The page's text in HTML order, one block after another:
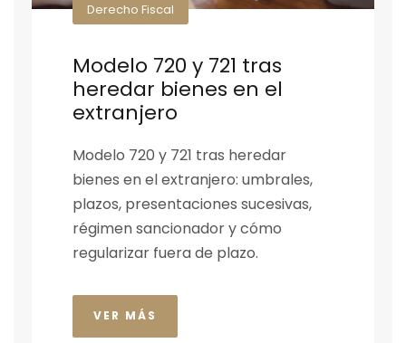
Derecho Fiscal
Modelo 720 y 721 tras
heredar bienes en el
extranjero
Modelo 720 y 721 tras heredar
bienes en el extranjero: umbrales,
plazos, presentaciones sucesivas,
régimen sancionador y cómo
regularizar fuera de plazo.
VER MÁS